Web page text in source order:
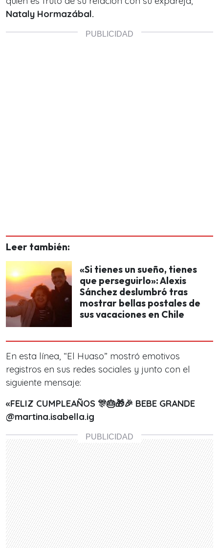
Nataly Hormazábal.
Leer también:
«Si tienes un sueño, tienes
que perseguirlo»: Alexis
Sánchez deslumbró tras
mostrar bellas postales de
sus vacaciones en Chile
En esta línea, “El Huaso” mostró emotivos
registros en sus redes sociales y junto con el
siguiente mensaje:
«FELIZ CUMPLEAÑOS 🎊🎂🎁🎉 BEBE GRANDE
@martina.isabella.ig